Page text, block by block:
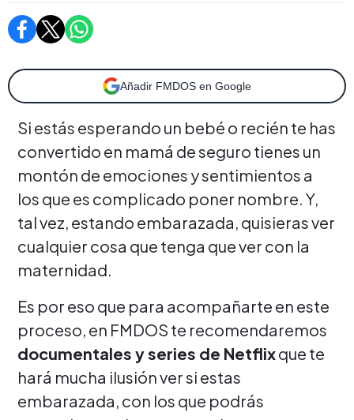
Añadir FMDOS en Google
Si estás esperando un bebé o recién te has
convertido en mamá de seguro tienes un
montón de emociones y sentimientos a
los que es complicado poner nombre. Y,
tal vez, estando embarazada, quisieras ver
cualquier cosa que tenga que ver con la
maternidad.
Es por eso que para acompañarte en este
proceso, en FMDOS te recomendaremos
documentales y series de Netflixque te
hará mucha ilusión ver si estas
embarazada, con los que podrás